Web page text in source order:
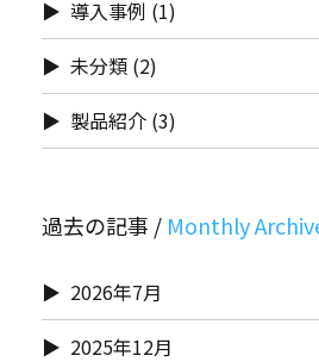
導入事例 (1)
未分類 (2)
製品紹介 (3)
過去の記事 /
2026年7月
2025年12月